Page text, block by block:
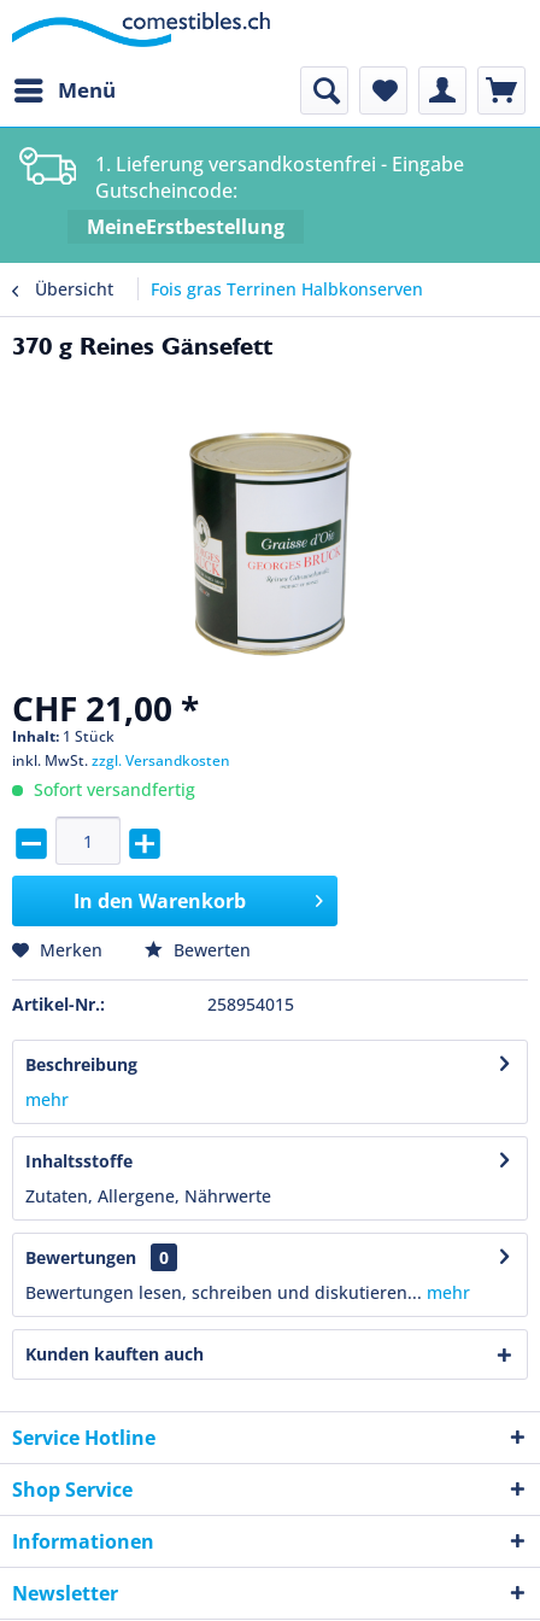
Menü
1. Lieferung versandkostenfrei - Eingabe
Gutscheincode:
MeineErstbestellung
Übersicht Fois gras Terrinen Halbkonserven
370 g Reines Gänsefett
CHF 21,00 *
Inhalt: 1 Stück
inkl. MwSt.zzgl. Versandkosten
Sofort versandfertig
In den Warenkorb
Merken Bewerten
Artikel-Nr.: 258954015
Beschreibung
mehr
Inhaltsstoffe
Zutaten, Allergene, Nährwerte
Bewertungen
0
Bewertungen lesen, schreiben und diskutieren... mehr
Kunden kauften auch
Service Hotline
Shop Service
Informationen
Newsletter